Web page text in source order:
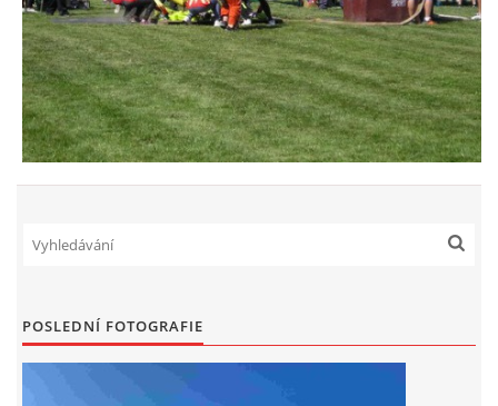
POSLEDNÍ FOTOGRAFIE